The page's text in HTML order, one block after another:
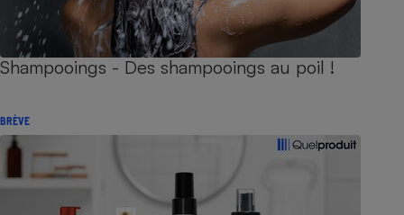
Shampooings - Des shampooings au poil !
BRÈVE